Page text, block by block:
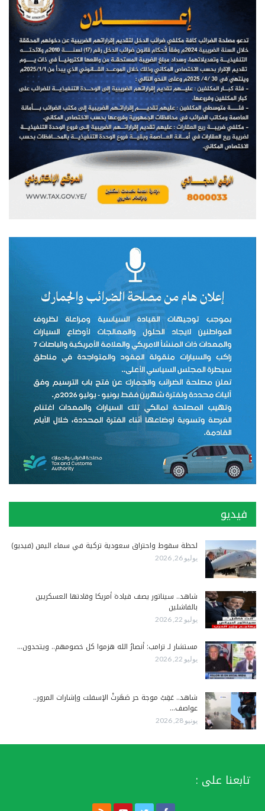
فيديو
لحظة سقوط واحتراق سعودية تركية في سماء اليمن (فيديو)
يوليو 26, 2026
شاهد.. سيناتور يصف قيادة أمريكا وقادتها العسكريين
بالفاشلين
يوليو 22, 2026
مستشار لـ ترامب: أنصارُ الله هزموا كل خصومهم.. ويتحدون…
يوليو 22, 2026
شاهد.. عَقِبْ موجة حر صَهَرتْ الإسفلت وإشارات المرور..
عواصف…
يونيو 28, 2026
تابعنا على :